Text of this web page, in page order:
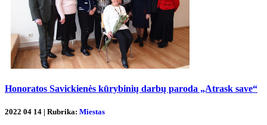
Honoratos Savickienės kūrybinių darbų paroda „Atrask save“
2022 04 14 | Rubrika: Miestas